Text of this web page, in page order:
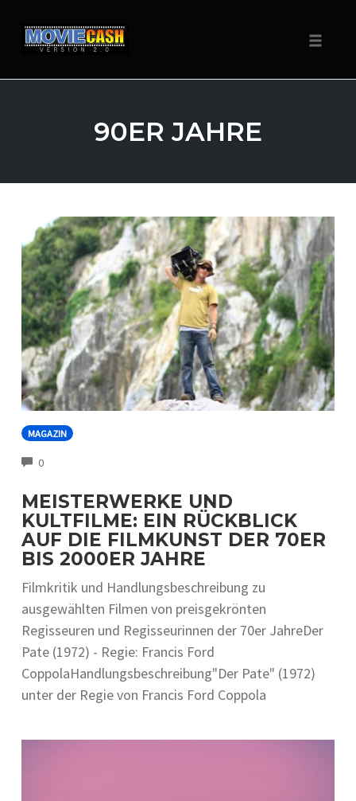
90ER JAHRE
MAGAZIN
0COMMENTS
MEISTERWERKE UND
KULTFILME: EIN RÜCKBLICK
AUF DIE FILMKUNST DER 70ER
BIS 2000ER JAHRE
Filmkritik und Handlungsbeschreibung zu
ausgewählten Filmen von preisgekrönten
Regisseuren und Regisseurinnen der 70er JahreDer
Pate (1972) - Regie: Francis Ford
CoppolaHandlungsbeschreibung"Der Pate" (1972)
unter der Regie von Francis Ford Coppola